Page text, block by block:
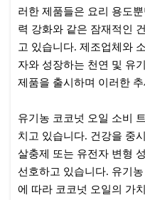
러한 제품들은 요리 용도
력 강화와 같은 잠재적인
고 있습니다. 제조업체와
자와 성장하는 천연 및 유
제품을 출시하며 이러한
유기농 코코넛 오일 소비
치고 있습니다. 건강을 중
살충제 또는 유전자 변형
선호하고 있습니다. 유기
에 따라 코코넛 오일의 가